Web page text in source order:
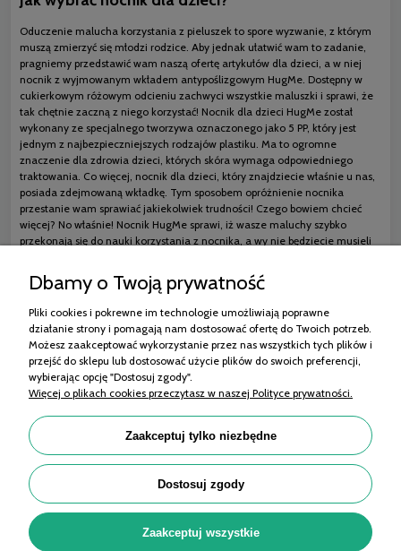
Oduczenie malucha korzystania z pieluszek to spore wyzwanie, z którym
muszą zmierzyć się młodzi rodzice. Aby jednak ułatwić wam to zadanie,
pragniemy przedstawić wam naszą ofertę artykułów dla dzieci, a w niej
nocnik z wyjmowanym wkładem antypoślizgowym HugMe. Dostępny w
cukierkowym różowym odcieniu zachwyci wszystkie maluszki i sprawi, że
tak chętnie zaczną z niego korzystać! Nocnik dla dzieci HugMe został
wykonany ze specjalnego tworzywa oznaczonego jako 5 PP, który jest
jednym z najbezpieczniejszych rodzajów plastiku. Ma to ogromne
znaczenie dla zdrowia dzieci, których skóra wymaga odpowiedniego
traktowania. Co więcej, nocnik dla dzieci, który znajdziecie właśnie u nas,
posiada zdejmowaną wkładkę. Tym sposobem opróżnienie nocnika
przestanie wam sprawiać jakiekolwiek trudności! Czego bowiem chcieć
więcej? No właśnie! Nocnik HugMe sprawi, iż wasze maluchy szybko
przekonają się do nauki korzystania z nocnika, a wy nie będziecie musieli
Zakupy
Pomoc
Moje konto
Informacje
Porady
OMET MEDICAL Sp. z o.o. | ul. 11 Listopada 99/101, 95-070 Aleksandrów Łódzki |
KRS: 0001035811, NIP: 7322212964, REGON: 525290046
Dbamy o Twoją prywatność
Pliki cookies i pokrewne im technologie umożliwiają poprawne
działanie strony i pomagają nam dostosować ofertę do Twoich potrzeb.
Możesz zaakceptować wykorzystanie przez nas wszystkich tych plików i
przejść do sklepu lub dostosować użycie plików do swoich preferencji,
wybierając opcję "Dostosuj zgody".
Więcej o plikach cookies przeczytasz w naszej Polityce prywatności.
Zaakceptuj tylko niezbędne
Dostosuj zgody
Zaakceptuj wszystkie